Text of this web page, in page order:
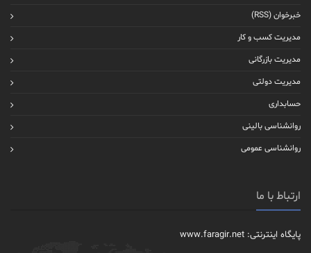
خبرخوان (RSS)
مدیریت کسب و کار
مدیریت بازرگانی
مدیریت دولتی
حسابداری
روانشناسی بالینی
روانشناسی عمومی
ارتباط با ما
پایگاه اینترنتی: www.faragir.net